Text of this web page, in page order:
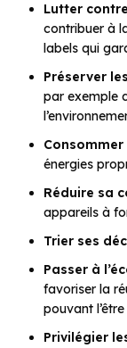
Lutter
contribuer à
labels qui
Préserver
par exemple
Consommer
énergies
Réduire sa
appareils à
Trier ses
Passer à
favoriser la
pouvant l’être
Privilégier